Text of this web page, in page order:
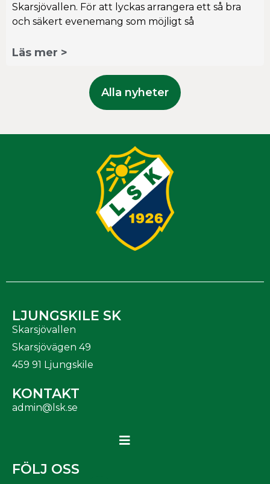
Skarsjövallen. För att lyckas arrangera ett så bra
och säkert evenemang som möjligt så
Läs mer >
Alla nyheter
LJUNGSKILE SK
Skarsjövallen
Skarsjövägen 49
459 91 Ljungskile
KONTAKT
admin@lsk.se
FÖLJ OSS